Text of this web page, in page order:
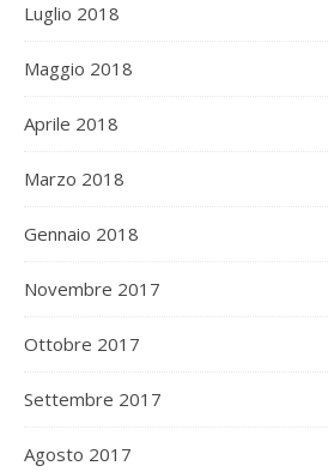
Luglio 2018
Maggio 2018
Aprile 2018
Marzo 2018
Gennaio 2018
Novembre 2017
Ottobre 2017
Settembre 2017
Agosto 2017